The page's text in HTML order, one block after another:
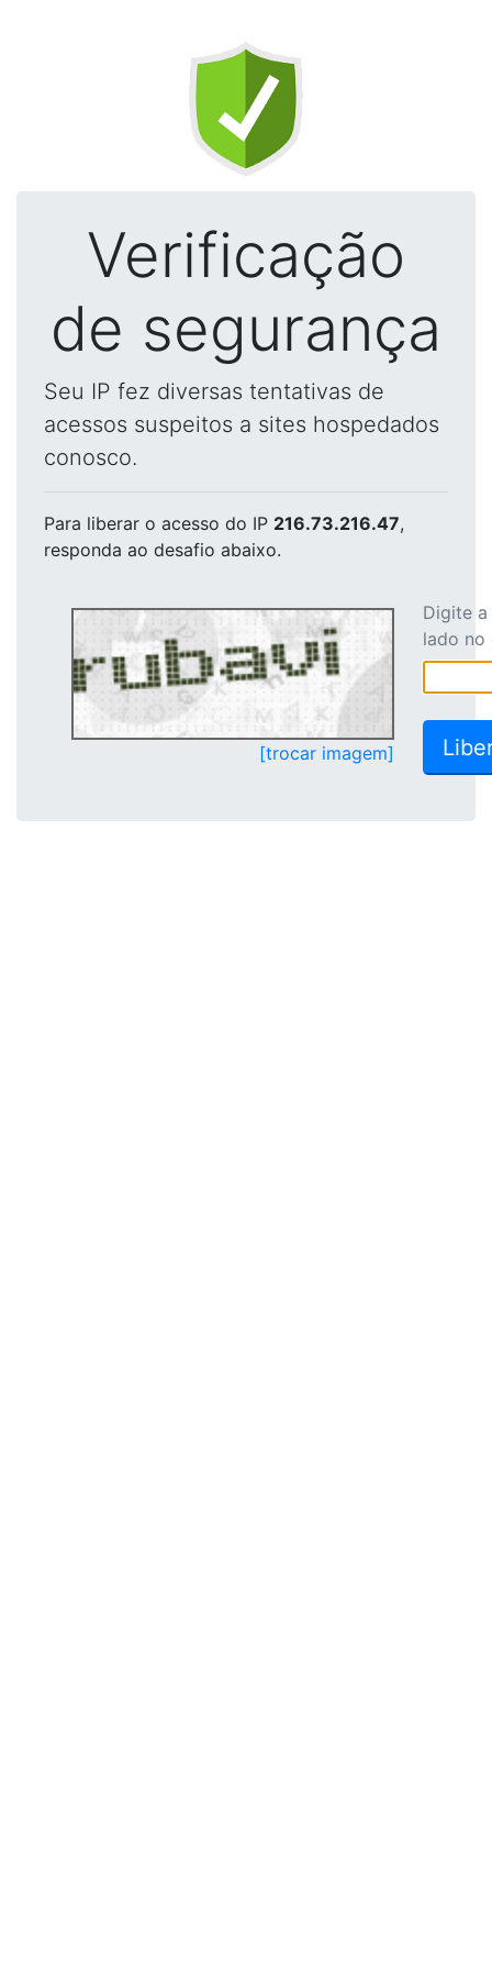
Verificação
de segurança
Seu IP fez diversas tentativas de
acessos suspeitos a sites hospedados
conosco.
Para liberar o acesso do IP 216.73.216.47,
responda ao desafio abaixo.
[trocar imagem]
Digite
lado no